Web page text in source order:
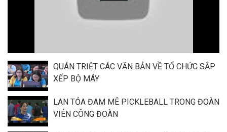
QUÁN TRIỆT CÁC VĂN BẢN VỀ TỔ CHỨC SẮP
XẾP BỘ MÁY
LAN TỎA ĐAM MÊ PICKLEBALL TRONG ĐOÀN
VIÊN CÔNG ĐOÀN